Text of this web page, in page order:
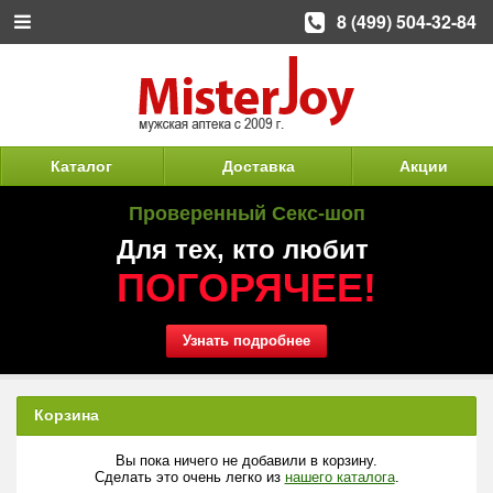
Каталог Доставка Акции
Проверенный Секс-шоп
Для тех, кто любит
ПОГОРЯЧЕЕ!
Узнать подробнее
Корзина
Вы пока ничего не добавили в корзину.
Сделать это очень легко из нашего каталога.
8 (499) 504-32-84